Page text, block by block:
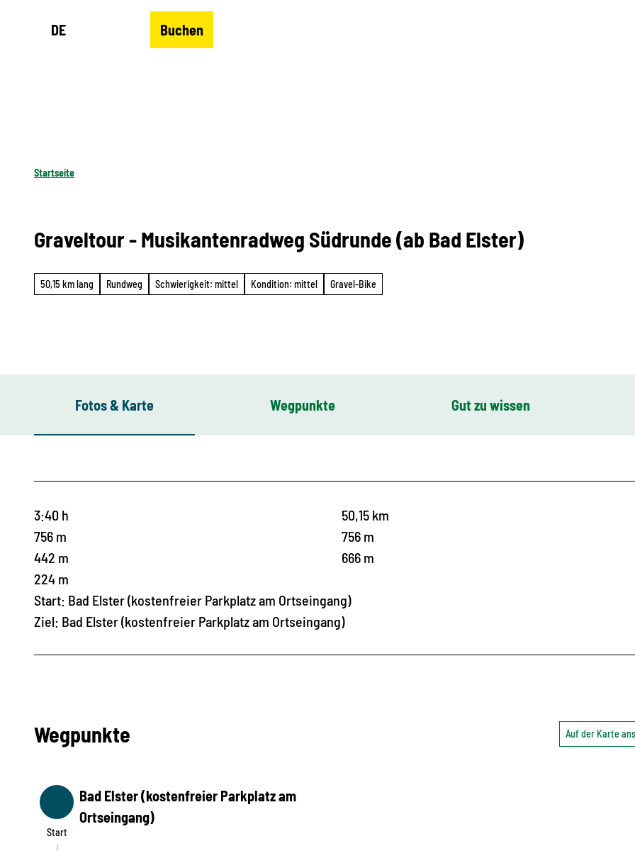
DE Buchen
Startseite
Graveltour - Musikantenradweg Südrunde (ab Bad Elster)
50,15 km lang Rundweg Schwierigkeit: mittel Kondition: mittel Gravel-Bike
Fotos & Karte Wegpunkte Gut zu wissen
3:40 h
50,15 km
756 m
756 m
442 m
666 m
224 m
Start: Bad Elster (kostenfreier Parkplatz am Ortseingang)
Ziel: Bad Elster (kostenfreier Parkplatz am Ortseingang)
Wegpunkte Auf der Karte
Start
Start
Bad Elster (kostenfreier Parkplatz am
Ortseingang)